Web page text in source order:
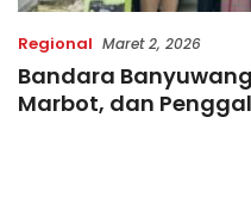
Regional Maret 2, 2026
Bandara
Marbot, dan